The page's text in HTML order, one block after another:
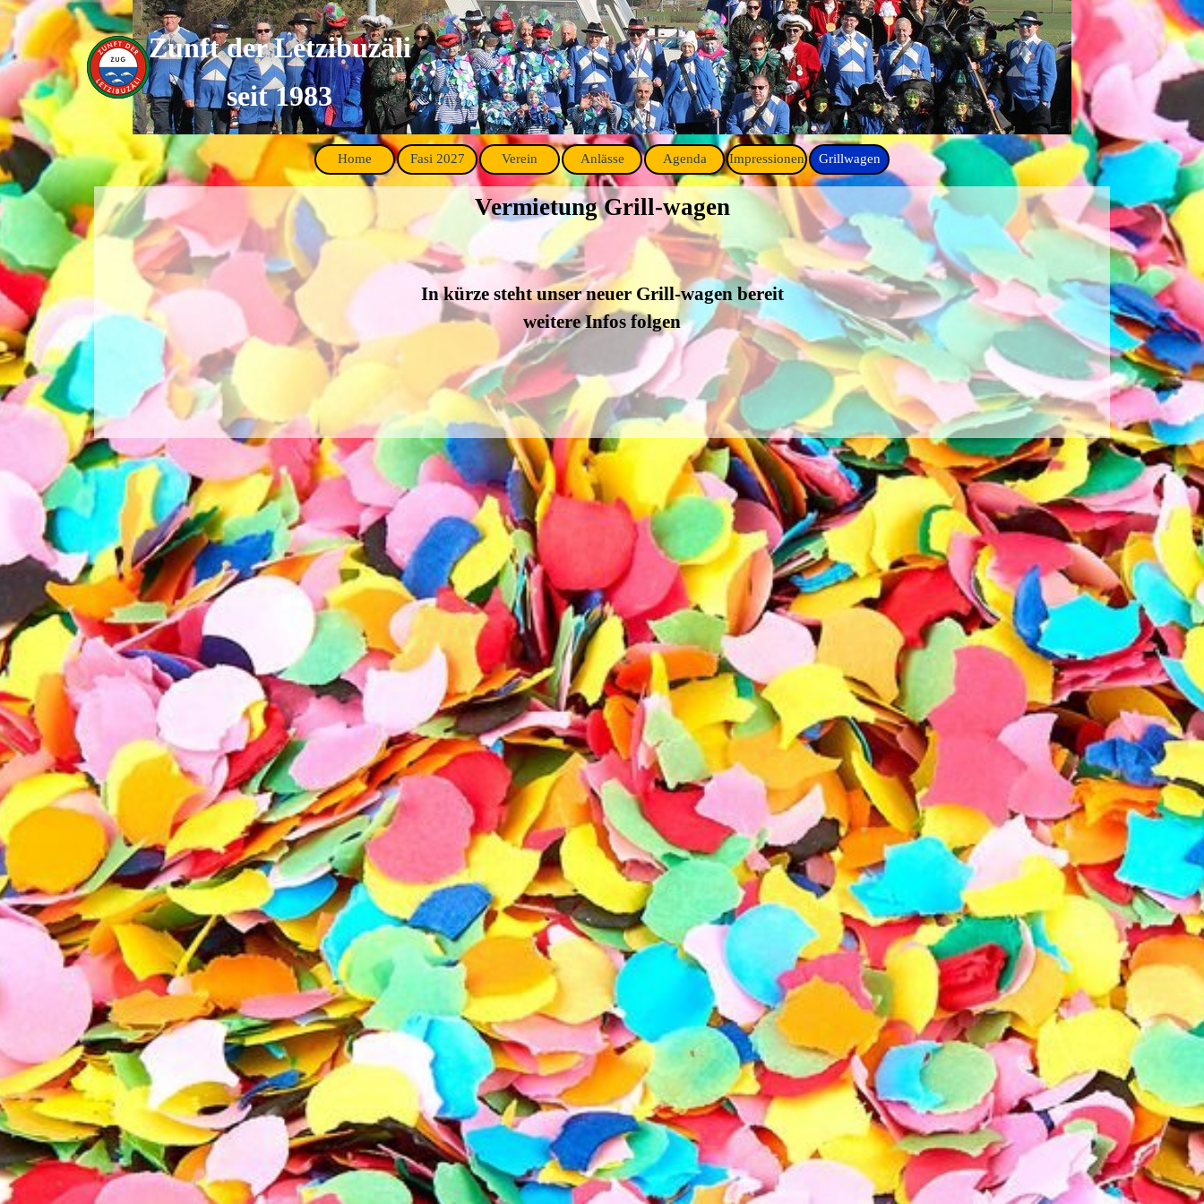
Direkt zum Seiteninhalt
Zunft der Letzibuzäli
seit 1983
Menü überspringen
Home Fasi 2027 ▼
Verein ▼
Anlässe ▼
Agenda ▼
Impressionen ▼
Grillwagen ▼
VermietungGrill-wagen
In kürze steht unser neuer Grill-wagenbereit
weitereInfos folgen